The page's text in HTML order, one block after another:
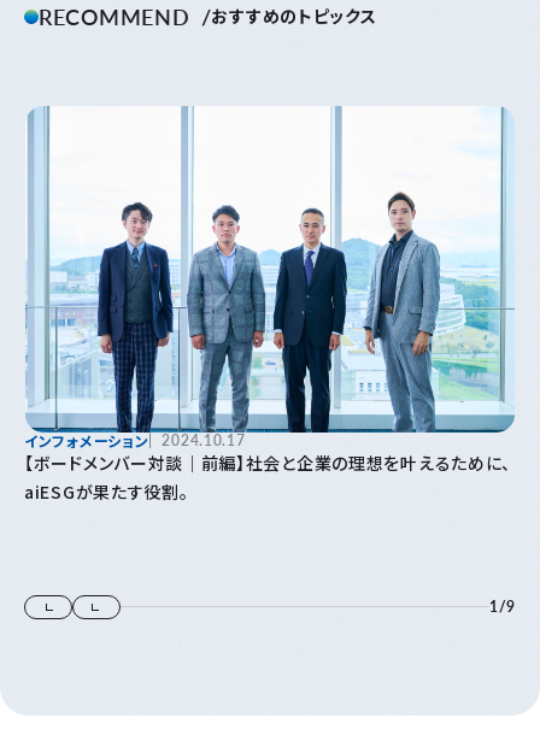
RECOMMEND おすすめのトピックス
インフォメーション 2024.10.17
【ボードメンバー対談｜前編】社会と企業の理想を叶えるために、
aiESGが果たす役割。
1/9